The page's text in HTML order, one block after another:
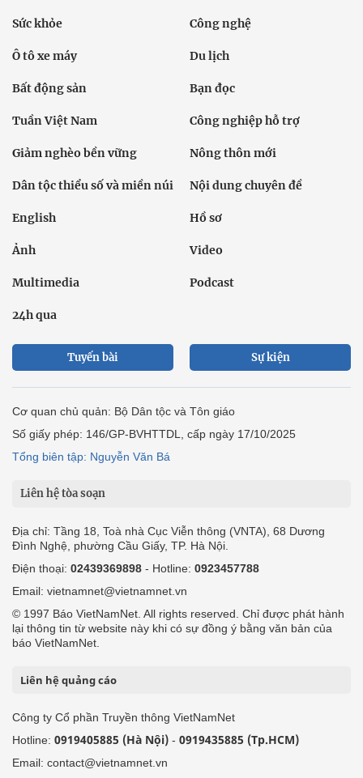
Sức khỏe Công nghệ
Ô tô xe máy Du lịch
Bất động sản Bạn đọc
Tuần Việt Nam Công nghiệp hỗ trợ
Giảm nghèo bền vững Nông thôn mới
Dân tộc thiểu số và miền núi Nội dung chuyên đề
English Hồ sơ
Ảnh Video
Multimedia Podcast
24h qua
Tuyến bài Sự kiện
Cơ quan chủ quản: Bộ Dân tộc và Tôn giáo
Số giấy phép: 146/GP-BVHTTDL, cấp ngày 17/10/2025
Tổng biên tập: Nguyễn Văn Bá
Liên hệ tòa soạn
Địa chỉ: Tầng 18, Toà nhà Cục Viễn thông (VNTA), 68 Dương
Đình Nghệ, phường Cầu Giấy, TP. Hà Nội.
Điện thoại: 02439369898 - Hotline: 0923457788
Email: vietnamnet@vietnamnet.vn
© 1997 Báo VietNamNet. All rights reserved. Chỉ được phát hành
lại thông tin từ website này khi có sự đồng ý bằng văn bản của
báo VietNamNet.
Liên hệ quảng cáo
Công ty Cổ phần Truyền thông VietNamNet
Hotline: 0919405885 (Hà Nội) - 0919435885 (Tp.HCM)
Email: contact@vietnamnet.vn